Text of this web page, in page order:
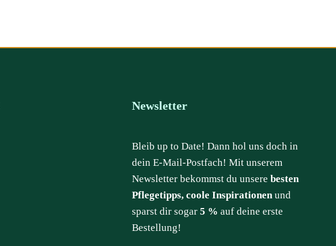
Newsletter
Bleib up to Date! Dann hol uns doch in
dein E-Mail-Postfach! Mit unserem
Newsletter bekommst du unsere besten
Pflegetipps, coole Inspirationen und
sparst dir sogar 5 % auf deine erste
Bestellung!